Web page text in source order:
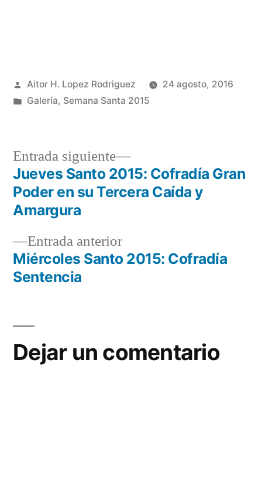
Publicado
por
Aitor H. Lopez Rodriguez
24 agosto, 2016
Publicado
Galería, Semana Santa 2015
Navegación
de
entradas
Entrada anteriorEntrada
anterior:
Miércoles Santo 2015: Cofradía
Sentencia
Entrada siguiente
Entrada
siguiente:
Jueves Santo 2015: Cofradía Gran
Poder en su Tercera Caída y
Amargura
Dejar un comentario